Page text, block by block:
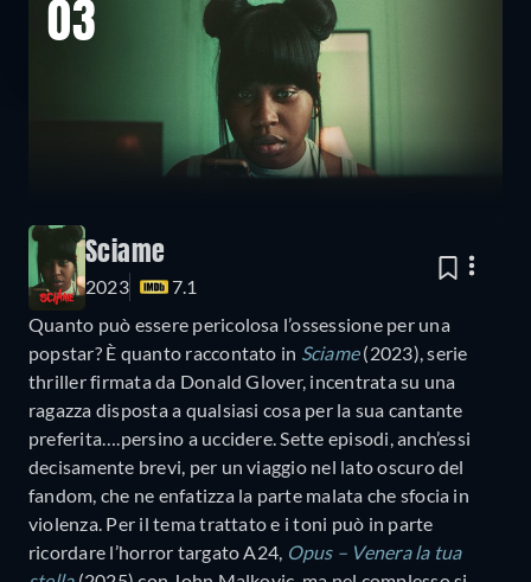
03
Sciame
2023
7.1
Quanto può essere pericolosa l’ossessione per una
popstar? È quanto raccontato in Sciame(2023), serie
thriller firmata da Donald Glover, incentrata su una
ragazza disposta a qualsiasi cosa per la sua cantante
preferita….persino a uccidere. Sette episodi, anch’essi
decisamente brevi, per un viaggio nel lato oscuro del
fandom, che ne enfatizza la parte malata che sfocia in
violenza. Per il tema trattato e i toni può in parte
ricordare l’horror targato A24, Opus – Venera la tua